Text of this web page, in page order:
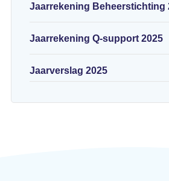
Jaarrekening Beheerstichting
Jaarrekening Q-support 2025
Jaarverslag 2025